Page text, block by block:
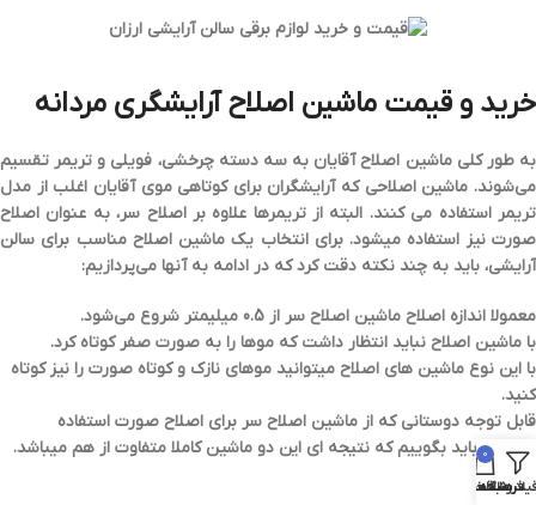
خرید و قیمت ماشین اصلاح آرایشگری مردانه
به طور کلی ماشین اصلاح آقایان به سه دسته چرخشی، فویلی و تریمر تقسیم
می‌شوند. ماشین اصلاحی که آرایشگران برای کوتاهی موی آقایان اغلب از مدل
تریمر استفاده می کنند. البته از تریمرها علاوه بر اصلاح سر، به عنوان اصلاح
صورت نیز استفاده میشود. برای انتخاب یک ماشین اصلاح مناسب برای سالن
آرایشی، باید به چند نکته دقت کرد که در ادامه به آنها می‌پردازیم:
معمولا اندازه اصلاح ماشین اصلاح سر از 0.5 میلیمتر شروع می‌شود.
با ماشین اصلاح نباید انتظار داشت که موها را به صورت صفر کوتاه کرد.
با این نوع ماشین های اصلاح میتوانید موهای نازک و کوتاه صورت را نیز کوتاه
کنید.
قابل توجه دوستانی که از ماشین اصلاح سر برای اصلاح صورت استفاده
میکنند، باید بگوییم که نتیجه ای این دو ماشین کاملا متفاوت از هم میباشد.
فیلترها
فروشگاه
0
سبد خرید
علاقه مندی ها
حساب کاربری